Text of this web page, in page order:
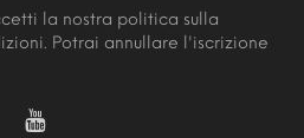
la nostra politica sulla
Potrai annullare l'iscrizione